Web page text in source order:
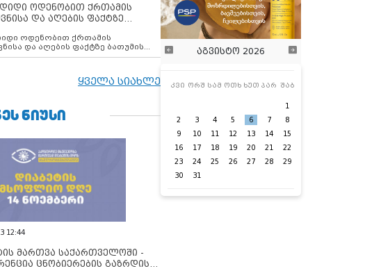
დიდი ოდენობით ქრთამის
და აღების ფაქტზე
და აღების ფაქტზე ბათუმის
დააკავა
ყველა სიახლე
ᲜᲘᲣᲡᲘ
12:44
მართვა საქართველოში -
ცნობიერების გაზრდისა
აგვისტო 2026
კვი ორშ სამ ოთხ ხუთ პარ შაბ
1
2
3 4 5 6 7
8
9
10 11 12 13 14
15
16
17 18 19 20 21
22
23
24 25 26 27 28
29
30
31